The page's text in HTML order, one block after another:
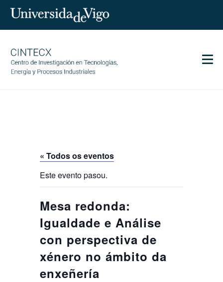
Servizos
Comunicación
Igualdade
Search
Buscar
por:
BUSCAR
TwitterInstagram
Youtube
« Todos os eventos
Este evento pasou.
Mesa redonda:
Igualdade e Análise
con perspectiva de
xénero no ámbito da
enxeñería